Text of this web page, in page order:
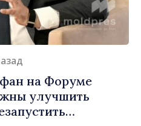
на Форуме
улучшить